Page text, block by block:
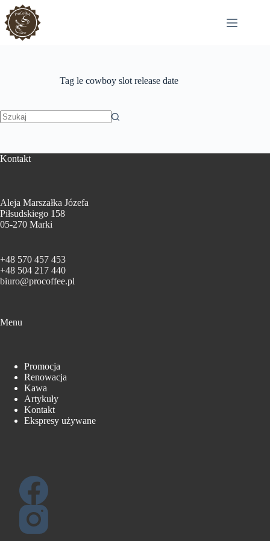
Przejdź
do
treści
Tagle cowboy slot release date
Kontakt
Aleja Marszałka Józefa
Piłsudskiego 158
05-270 Marki
+48 570 457 453
+48 504 217 440
biuro@procoffee.pl
Menu
Promocja
Renowacja
Kawa
Artykuły
Kontakt
Ekspresy używane